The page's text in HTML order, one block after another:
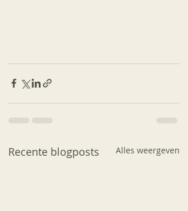
Recente blogposts Alles weergeven